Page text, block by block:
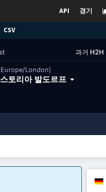
경기
API
CSV
과거 H2H
London)
토리아 발도르프